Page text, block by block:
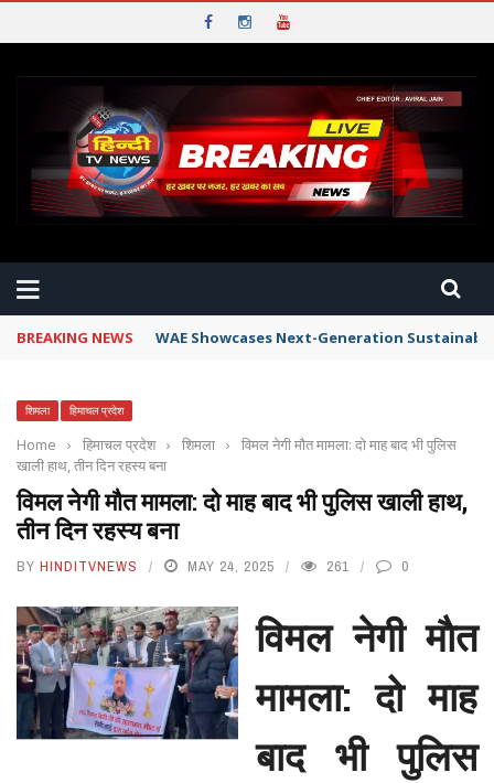
BREAKING NEWS WAE Showcases Next-Generation
शिमला हिमाचल प्रदेश
Home › हिमाचल प्रदेश › शिमला ›
विमल नेगी मौत मामला: दो माह बाद भी पुलिस
खाली हाथ, तीन दिन रहस्य बना
विमल नेगी मौत मामला: दो माह बाद भी पुलिस खाली हाथ,
तीन दिन रहस्य बना
BY HINDITVNEWS MAY 24, 2025 261 0
विमल नेगी माैत
मामला: दो माह
बाद भी पुलिस